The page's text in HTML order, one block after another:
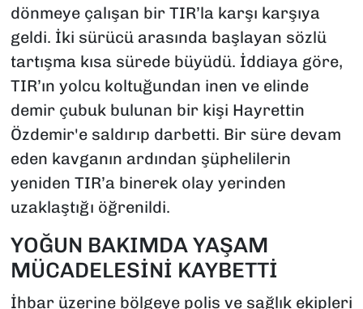
dönmeye çalışan bir TIR’la karşı karşıya
geldi. İki sürücü arasında başlayan sözlü
tartışma kısa sürede büyüdü. İddiaya göre,
TIR’ın yolcu koltuğundan inen ve elinde
demir çubuk bulunan bir kişi Hayrettin
Özdemir'e saldırıp darbetti. Bir süre devam
eden kavganın ardından şüphelilerin
yeniden TIR’a binerek olay yerinden
uzaklaştığı öğrenildi.
YOĞUN BAKIMDA YAŞAM
MÜCADELESİNİ KAYBETTİ
İhbar üzerine bölgeye polis ve sağlık ekipleri